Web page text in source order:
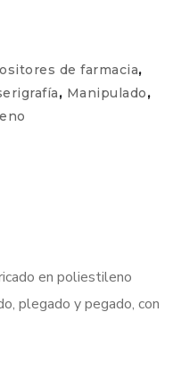
de farmacia,
, Manipulado,
en poliestileno
plegado y pegado, con